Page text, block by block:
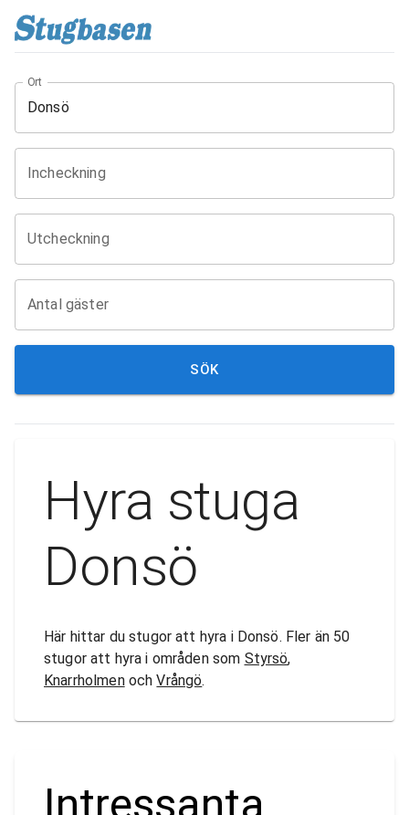
Ort
Incheckning
Utcheckning
Antal gäster
SÖK
Hyra stuga
Donsö
Här hittar du stugor att hyra i Donsö. Fler än 50
stugor att hyra i områden som Styrsö,
KnarrholmenochVrångö.
Intressanta